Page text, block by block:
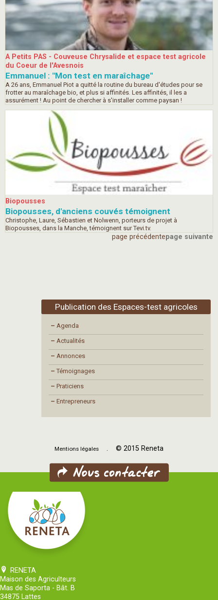
A Petits PAS - Couveuse Chrysalide et espace test agricole
du Coeur de l'Avesnois
Emmanuel : "Mon test en maraîchage"
A 26 ans, Emmanuel Piot a quitté la routine du bureau d'études pour se
frotter au maraîchage bio, et plus si affinités. Les affinités, il les a
assurément ! Au point de chercher à s'installer comme paysan !
Biopousses
Biopousses, d'anciens couvés témoignent
Christophe, Laure, Sébastien et Nolwenn, porteurs de projet à
Biopousses, dans la Manche, témoignent sur Tevi.tv.
page précédentepage suivante
Publication des Espaces-test agricoles
– Agenda
– Actualités
– Annonces
– Témoignages
– Praticiens
– Entrepreneurs
Mentions légales . © 2015 Reneta
RENETA
Maison des Agriculteurs
Mas de Saporta - Bât. B
34875 Lattes